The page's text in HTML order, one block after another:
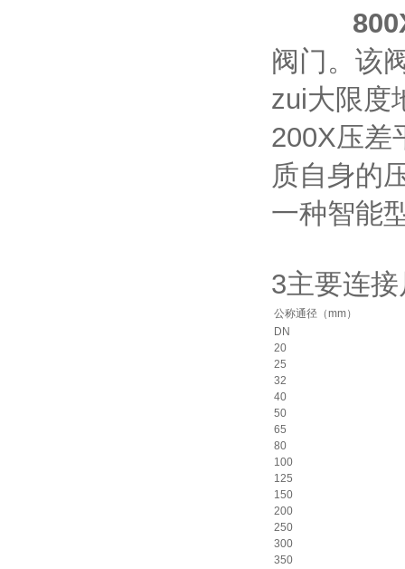
800X
阀门。该
zui大限度
200X压差
质自身的
一种智能
3主要连
公称通径（mm）
DN
20
25
32
40
50
65
80
100
125
150
200
250
300
350